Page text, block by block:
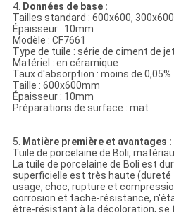
4. Données de base :
Tailles standard : 600x600,
Épaisseur : 10mm
Modèle : CF7661
Type de tuile : série de ciment de
Matériel : en céramique
Taux d'absorption : moins de 0,05%
Taille : 600x600mm
Épaisseur : 10mm
Préparations de surface : mat
5. Matière première et avantages :
Tuile de porcelaine de Boli,
La tuile de porcelaine de Boli est
superficielle est très haute
usage, choc, rupture et
corrosion et tache-résistance,
être-résistant à la décoloration, se